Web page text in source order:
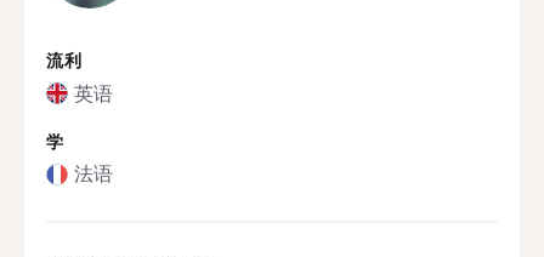
流利
英语
学
法语